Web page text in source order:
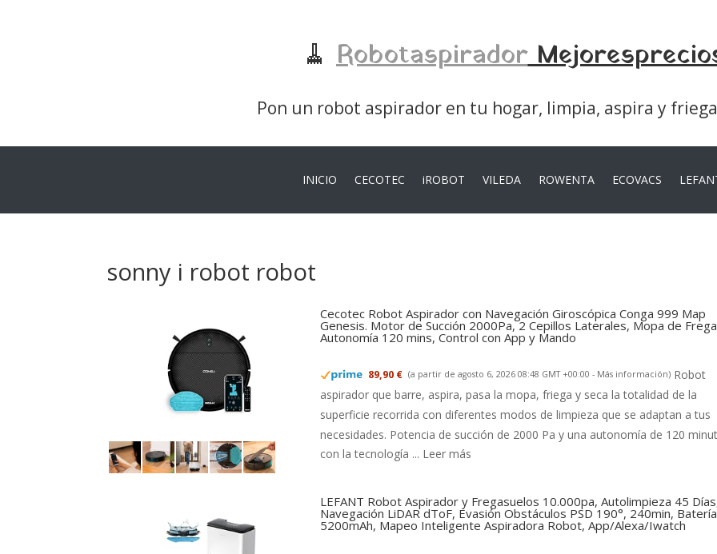
🧹Robotaspirador
Pon un robot aspirador en tu hogar, limpia, aspira y
INICIO CECOTEC iROBOT VILEDA ROWENTA ECOVACS
sonny i robot robot
Cecotec Robot Aspirador con Navegación Giroscópica Conga 999 Map
Genesis. Motor de Succión 2000Pa, 2 Cepillos Laterales, Mopa de
Autonomía 120 mins, Control con App y Mando
89,90 € (a partir de agosto 6, 2026 08:48 GMT +00:00 - Más información) Robot
aspirador que barre, aspira, pasa la mopa, friega y seca la totalidad de la
superficie recorrida con diferentes modos de limpieza que se adaptan a tus
necesidades. Potencia de succión de 2000 Pa y una autonomía de 120
con la tecnología ... Leer más
LEFANT Robot Aspirador y Fregasuelos 10.000pa, Autolimpieza 45
Navegación LiDAR dToF, Evasión Obstáculos PSD 190°, 240min, Batería
5200mAh, Mapeo Inteligente Aspiradora Robot, App/Alexa/Iwatch